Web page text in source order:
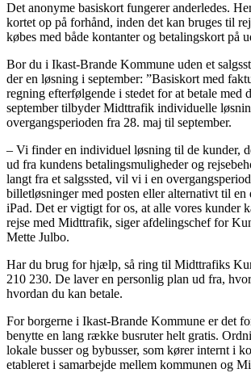
Det anonyme basiskort fungerer anderledes.
kortet op på forhånd, inden det kan bruges til
købes med både kontanter og betalingskort på
Bor du i Ikast-Brande Kommune uden et
der en løsning i september: ”Basiskort med
regning efterfølgende i stedet for at betale med
september tilbyder Midttrafik individuelle
overgangsperioden fra 28. maj til september.
– Vi finder en individuel løsning til de kunder,
ud fra kundens betalingsmuligheder og
langt fra et salgssted, vil vi i en
billetløsninger med posten eller alternativt til
iPad. Det er vigtigt for os, at alle vores kunder
rejse med Midttrafik, siger afdelingschef for
Mette Julbo.
Har du brug for hjælp, så ring til Midttrafiks
210 230. De laver en personlig plan ud fra,
hvordan du kan betale.
For borgerne i Ikast-Brande Kommune er det
benytte en lang række busruter helt gratis.
lokale busser og bybusser, som kører internt i
etableret i samarbejde mellem kommunen og